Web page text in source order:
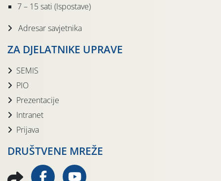
7 – 15 sati (Ispostave)
Adresar savjetnika
ZA DJELATNIKE UPRAVE
SEMIS
PIO
Prezentacije
Intranet
Prijava
DRUŠTVENE MREŽE